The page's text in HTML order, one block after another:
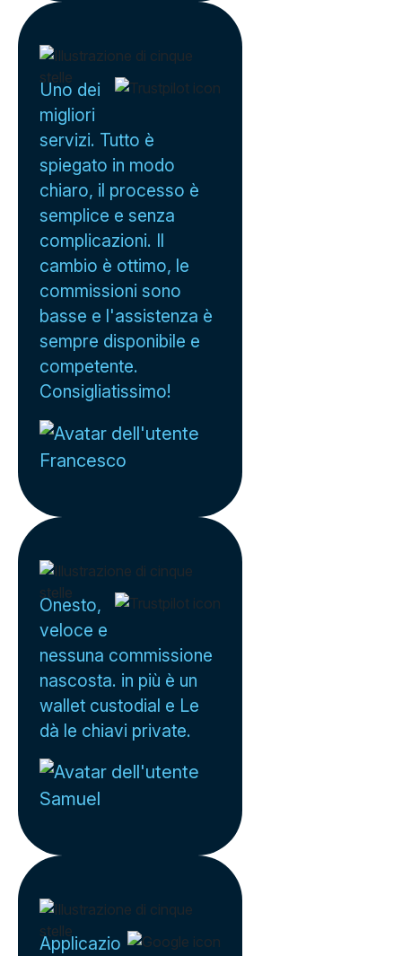
Uno dei
migliori
servizi. Tutto è
spiegato in modo
chiaro, il processo è
semplice e senza
complicazioni. Il
cambio è ottimo, le
commissioni sono
basse e l'assistenza è
sempre disponibile e
competente.
Consigliatissimo!
Francesco
Onesto,
veloce e
nessuna commissione
nascosta. in più è un
wallet custodial e Le
dà le chiavi private.
Samuel
Applicazio